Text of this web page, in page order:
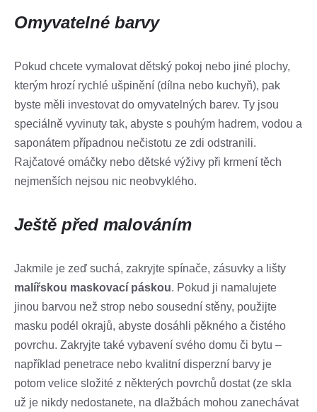
Omyvatelné barvy
Pokud chcete vymalovat dětský pokoj nebo jiné plochy,
kterým hrozí rychlé ušpinění (dílna nebo kuchyň), pak
byste měli investovat do omyvatelných barev. Ty jsou
speciálně vyvinuty tak, abyste s pouhým hadrem, vodou a
saponátem případnou nečistotu ze zdi odstranili.
Rajčatové omáčky nebo dětské výživy při krmení těch
nejmenších nejsou nic neobvyklého.
Ještě před malováním
Jakmile je zeď suchá, zakryjte spínače, zásuvky a lišty
malířskou maskovací páskou. Pokud ji namalujete
jinou barvou než strop nebo sousední stěny, použijte
masku podél okrajů, abyste dosáhli pěkného a čistého
povrchu. Zakryjte také vybavení svého domu či bytu –
například penetrace nebo kvalitní disperzní barvy je
potom velice složité z některých povrchů dostat (ze skla
už je nikdy nedostanete, na dlažbách mohou zanechávat